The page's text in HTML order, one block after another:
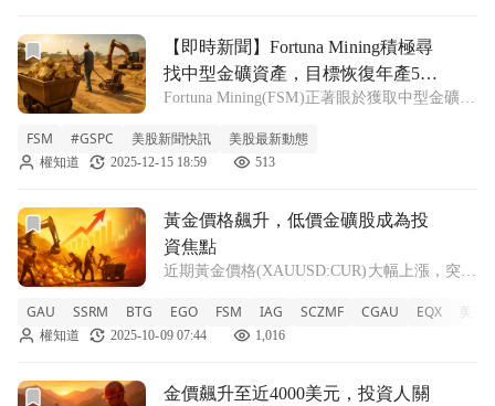
前往【即時新聞】Fortuna Mining積極尋找中型金礦資產，
【即時新聞】Fortuna Mining積極尋
找中型金礦資產，目標恢復年產50
萬盎司
Fortuna Mining(FSM)正著眼於獲取中型金礦資
席營運官在周一接受路透社採訪時表示，這一
策略是為了恢復其年產50萬盎司的目標，此前
FSM #GSPC 美股新聞快訊 美股最新動態
權知道 2025-12-15 18:59 513
前往黃金價格飆升，低價金礦股成為投資焦點文章頁
黃金價格飆升，低價金礦股成為投
資焦點
近期黃金價格(XAUUSD:CUR)大幅上漲，突破
元，這使得許多金礦公司股票成為市場關注的
焦點。今年以來，部分金礦公司股價已經翻
GAU SSRM BTG EGO FSM IAG SCZMF CGAU EQX 美股
權知道 2025-10-09 07:44 1,016
前往金價飆升至近4000美元，投資人關注低估值金礦股文章
金價飆升至近4000美元，投資人關